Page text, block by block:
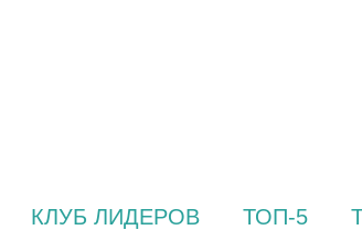
КЛУБ ЛИДЕРОВ ТОП-5